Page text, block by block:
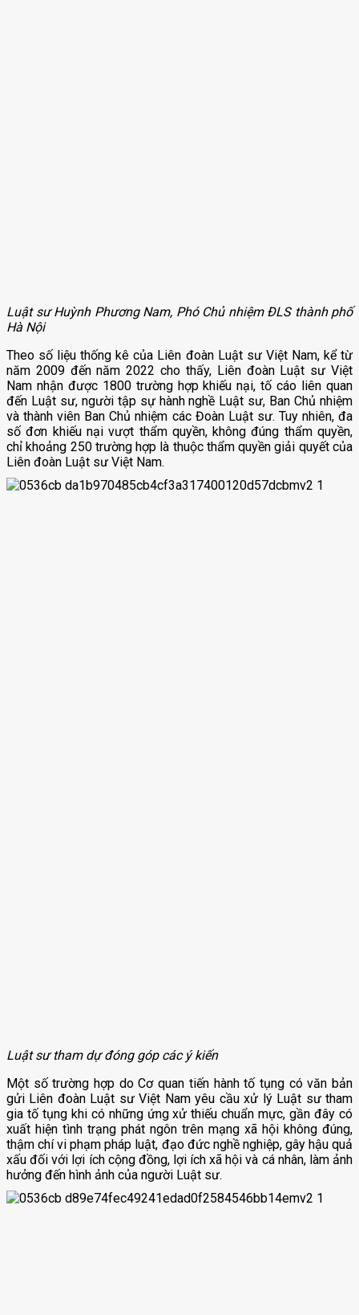
Luật sư Huỳnh Phương Nam, Phó Chủ nhiệm ĐLS thành phố
Hà Nội
Theo số liệu thống kê của Liên đoàn Luật sư Việt Nam, kể từ
năm 2009 đến năm 2022 cho thấy, Liên đoàn Luật sư Việt
Nam nhận được 1800 trường hợp khiếu nại, tố cáo liên quan
đến Luật sư, người tập sự hành nghề Luật sư, Ban Chủ nhiệm
và thành viên Ban Chủ nhiệm các Đoàn Luật sư. Tuy nhiên, đa
số đơn khiếu nại vượt thẩm quyền, không đúng thẩm quyền,
chỉ khoảng 250 trường hợp là thuộc thẩm quyền giải quyết của
Liên đoàn Luật sư Việt Nam.
Luật sư tham dự đóng góp các ý kiến
Một số trường hợp do Cơ quan tiến hành tố tụng có văn bản
gửi Liên đoàn Luật sư Việt Nam yêu cầu xử lý Luật sư tham
gia tố tụng khi có những ứng xử thiếu chuẩn mực, gần đây có
xuất hiện tình trạng phát ngôn trên mạng xã hội không đúng,
thậm chí vi phạm pháp luật, đạo đức nghề nghiệp, gây hậu quả
xấu đối với lợi ích cộng đồng, lợi ích xã hội và cá nhân, làm ảnh
hưởng đến hình ảnh của người Luật sư.